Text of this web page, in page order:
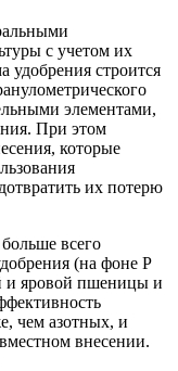
с учетом их
удобрения строится
элементами,
При этом
которые
их потерю
всего
(на фоне Р
и яровой пшеницы и
чем азотных, и
внесении.